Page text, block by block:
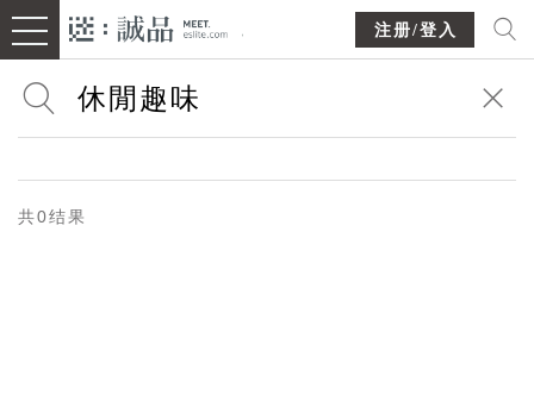
注册/登入
共0结果